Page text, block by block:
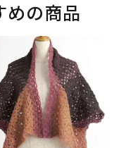
めの商品